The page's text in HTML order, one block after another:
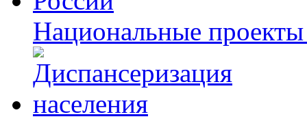
Национальные